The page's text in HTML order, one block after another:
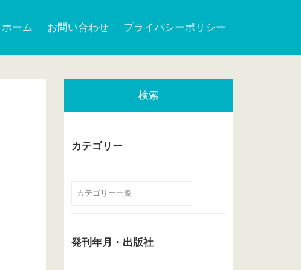
ホーム お問い合わせ プライバシーポリシー
検索
カテゴリー
発刊年月・出版社